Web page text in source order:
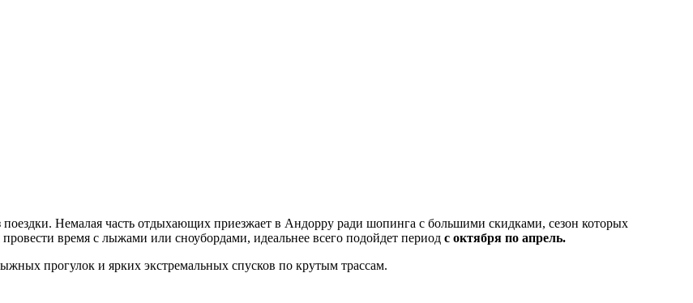
Немалая часть отдыхающих приезжает в Андорру ради шопинга с большими скидками, сезон которых
время с лыжами или сноубордами, идеальнее всего подойдет период с октября по апрель.
прогулок и ярких экстремальных спусков по крутым трассам.